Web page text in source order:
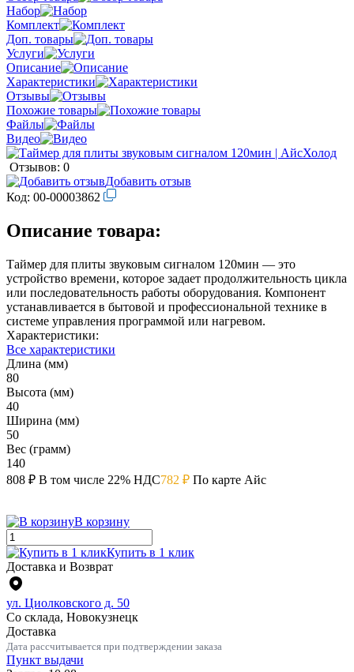
Набор
Комплект
Доп. товары
Услуги
Описание
Характеристики
Отзывы
Похожие товары
Файлы
Видео
Отзывов: 0
Добавить отзыв
Код: 00-00003862
Описание товара:
Таймер для плиты звуковым сигналом 120мин — это
устройство времени, которое задает продолжительность цикла
или последовательность работы оборудования. Компонент
устанавливается в бытовой и профессиональной технике в
системе управления программой или нагревом.
Характеристики:
Все характеристики
Длина (мм)
80
Высота (мм)
40
Ширина (мм)
50
Вес (грамм)
140
808 ₽ В том числе 22% НДС782 ₽ По карте Айс
В корзину
Купить в 1 клик
Доставка и Возврат
ул. Циолковского д. 50
Со склада, Новокузнецк
Доставка
Дата рассчитывается при подтверждении заказа
Пункт выдачи